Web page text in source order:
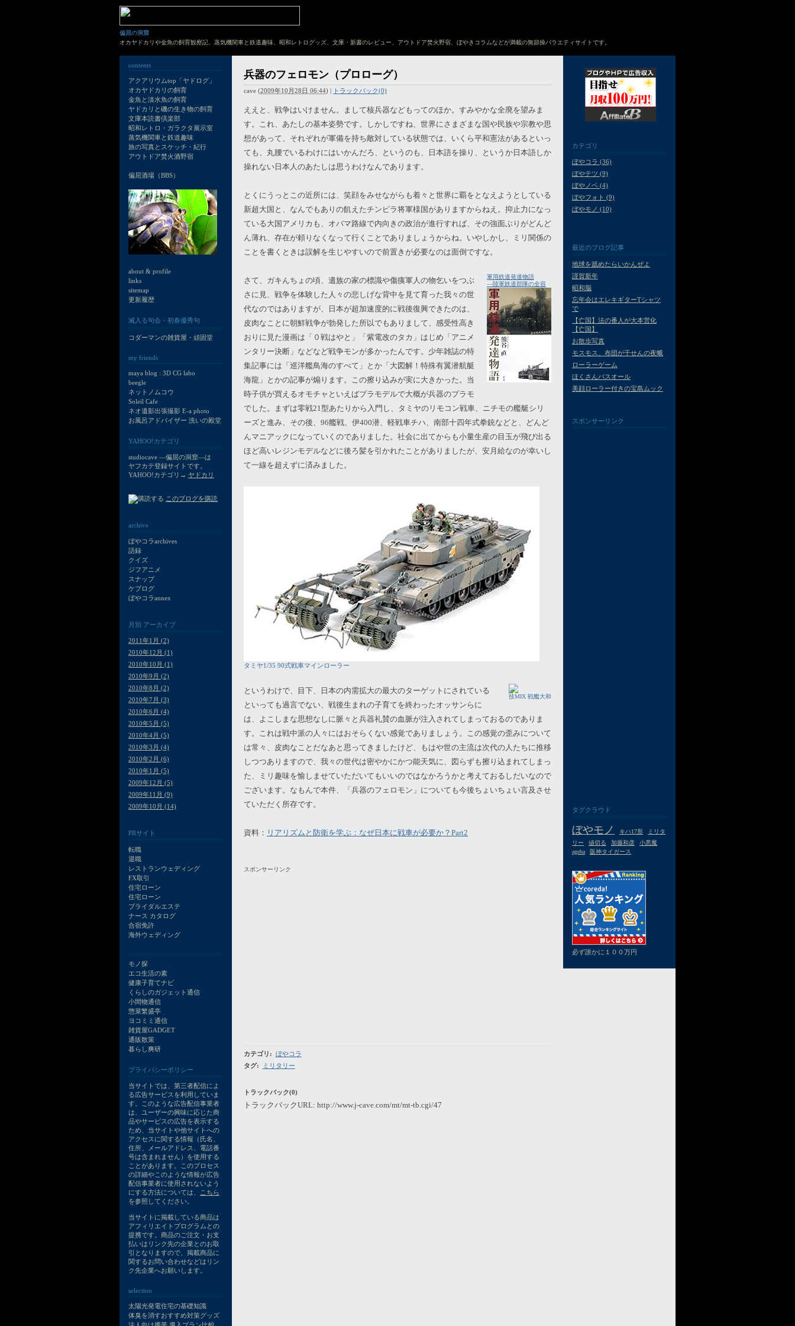
偏屈の洞窟
オカヤドカリや金魚の飼育観察記、蒸気機関車と鉄道趣味、昭和レトログッズ、文庫・新書のレビュー、アウトドア焚火野宿、ぼやきコラムなどが満載の無節操バラエティサイトです。
兵器のフェロモン（プロローグ）
cave (2009年10月28日 06:44) | トラックバック(0)
ええと、戦争はいけません。まして核兵器などもってのほか。すみやかな全廃を望みま
す。これ、あたしの基本姿勢です。しかしですね、世界にさまざまな国や民族や宗教や思
想があって、それぞれが軍備を持ち敵対している状態では、いくら平和憲法があるといっ
ても、丸腰でいるわけにはいかんだろ、というのも、日本語を操り、というか日本語しか
操れない日本人のあたしは思うわけなんであります。
とくにうっとこの近所には、笑顔をみせながらも着々と世界に覇をとなえようとしている
新超大国と、なんでもありの飢えたチンピラ将軍様国がありますからねえ。抑止力になっ
ている大国アメリカも、オバマ路線で内向きの政治が進行すれば、その強面ぶりがどんど
ん薄れ、存在が頼りなくなって行くことでありましょうからね。いやしかし、ミリ関係の
ことを書くときは誤解を生じやすいので前置きが必要なのは面倒ですな。
軍用鉄道発達物語
―陸軍鉄道部隊の全容
さて、ガキんちょの頃、遺族の家の標識や傷痍軍人の物乞いをつぶ
さに見、戦争を体験した人々の悲しげな背中を見て育った我々の世
代なのではありますが、日本が超加速度的に戦後復興できたのは、
皮肉なことに朝鮮戦争が勃発した所以でもありまして、感受性高き
おりに見た漫画は「０戦はやと」「紫電改のタカ」はじめ「アニメ
ンタリー決断」などなど戦争モンが多かったんです。少年雑誌の特
集記事には「巡洋艦鳥海のすべて」とか「大図解！特殊有翼潜航艇
海龍」とかの記事が煽ります。この擦り込みが実に大きかった。当
時子供が買えるオモチャといえばプラモデルで大概が兵器のプラモ
でした。まずは零戦21型あたりから入門し、タミヤのリモコン戦車、ニチモの艦艇シリ
ーズと進み、その後、96艦戦、伊400潜、軽戦車チハ、南部十四年式拳銃などと、どんど
んマニアックになっていくのでありました。社会に出てからも小量生産の目玉が飛び出る
ほど高いレジンモデルなどに後ろ髪を引かれたことがありましたが、安月給なのが幸いし
て一線を超えずに済みました。
タミヤ1/35 90式戦車マインローラー
技MIX 戦艦大和
というわけで、目下、日本の内需拡大の最大のターゲットにされている
といっても過言でない、戦後生まれの子育てを終わったオッサンらに
は、よこしまな思想なしに脈々と兵器礼賛の血脈が注入されてしまっておるのでありま
す。これは戦中派の人々にはおそらくない感覚でありましょう。この感覚の歪みについて
は常々、皮肉なことだなあと思ってきましたけど、もはや世の主流は次代の人たちに推移
しつつありますので、我々の世代は密やかにかつ能天気に、図らずも擦り込まれてしまっ
た、ミリ趣味を愉しませていただいてもいいのではなかろうかと考えておるしだいなので
ございます。なもんで本件、「兵器のフェロモン」についても今後ちょいちょい言及させ
ていただく所存です。
資料： リアリズムと防衛を学ぶ：なぜ日本に戦車が必要か？Part2
スポンサーリンク
カテゴリ : ぼやコラ
タグ: ミリタリー
トラックバック(0)
トラックバックURL: http://www.j-cave.com/mt/mt-tb.cgi/47
contents
アクアリウムtop「ヤドログ」
オカヤドカリの飼育
金魚と淡水魚の飼育
ヤドカリと磯の生き物の飼育
文庫本読書倶楽部
昭和レトロ・ガラクタ展示室
蒸気機関車と鉄道趣味
旅の写真とスケッチ・紀行
アウトドア焚火酒野宿
偏屈酒場（BBS）
about & profile
links
sitemap
更新履歴
滅入る句会・初春優秀句
コダーマンの雑貨屋・頑固堂
my friends
maya blog : 3D CG labo
beegle
ネットノムコウ
Soleil Cafe
ネオ遺影出張撮影 E-a photo
お風呂アドバイザー 洗いの殿堂
YAHOO!カテゴリ
studiocave —偏屈の洞窟—は
ヤフカテ登録サイトです。
YAHOO!カテゴリ→ ヤドカリ
このブログを購読
archive
ぼやコラarchives
語録
クイズ
ジフアニメ
スナップ
ケブログ
ぼやコラannex
月別 アーカイブ
2011年1月 (2)
2010年12月 (1)
2010年10月 (1)
2010年9月 (2)
2010年8月 (2)
2010年7月 (3)
2010年6月 (4)
2010年5月 (5)
2010年4月 (5)
2010年3月 (4)
2010年2月 (6)
2010年1月 (5)
2009年12月 (5)
2009年11月 (9)
2009年10月 (14)
PRサイト
転職
退職
レストランウェディング
FX取引
住宅ローン
住宅ローン
ブライダルエステ
ナース カタログ
合宿免許
海外ウェディング
モノ探
エコ生活の素
健康子育てナビ
くらしのガジェット通信
小間物通信
惣菜繁盛亭
ヨコミミ通信
雑貨屋GADGET
通販散策
暮らし爽研
プライバシーポリシー
当サイトでは、第三者配信によ
る広告サービスを利用していま
す。このような広告配信事業者
は、ユーザーの興味に応じた商
品やサービスの広告を表示する
ため、当サイトや他サイトへの
アクセスに関する情報（氏名、
住所、メールアドレス、電話番
号は含まれません）を使用する
ことがあります。このプロセス
の詳細やこのような情報が広告
配信事業者に使用されないよう
にする方法については、
こちら
を参照してください。
当サイトに掲載している商品は
アフィリエイトプログラムとの
提携です。商品のご注文・お支
払いはリンク先の企業とのお取
引となりますので、掲載商品に
関するお問い合わせなどはリン
ク先企業へお願いします。
selection
太陽光発電住宅の基礎知識
体臭を消すおすすめ対策グッズ
カテゴリ
ぼやコラ (36)
ぼやテツ (9)
ぼやノベ (4)
ぼやフォト (9)
ぼやモノ (10)
最近のブログ記事
地球を舐めたらいかんぜよ
謹賀新年
昭和脳
忘年会はエレキギターTシャツ
で
【亡国】法の番人が大本営化
【亡国】
お散歩写真
モスモス、布団が干せんの夜蛾
ローラーゲーム
ほくさんバスオール
美顔ローラー付きの宝島ムック
スポンサーリンク
タグクラウド
ぼやモノ キハ17形
ミリタ
リー
値切る 加藤和彦
小悪魔
ageha
阪神タイガース
必ず誰かに１００万円